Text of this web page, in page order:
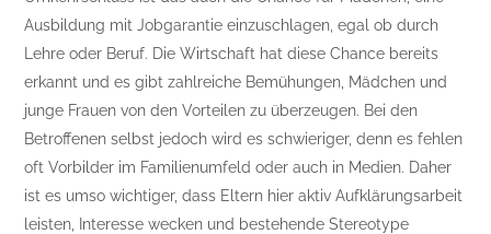
Ausbildung mit Jobgarantie einzuschlagen, egal ob durch
Lehre oder Beruf. Die Wirtschaft hat diese Chance bereits
erkannt und es gibt zahlreiche Bemühungen, Mädchen und
junge Frauen von den Vorteilen zu überzeugen. Bei den
Betroffenen selbst jedoch wird es schwieriger, denn es fehlen
oft Vorbilder im Familienumfeld oder auch in Medien. Daher
ist es umso wichtiger, dass Eltern hier aktiv Aufklärungsarbeit
leisten, Interesse wecken und bestehende Stereotype